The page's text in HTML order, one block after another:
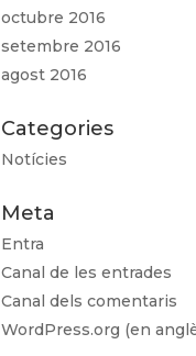
octubre 2016
setembre 2016
agost 2016
Categories
Notícies
Meta
Entra
Canal de les entrades
Canal dels comentaris
WordPress.org (en